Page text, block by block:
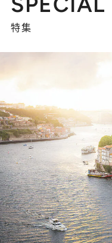
特集